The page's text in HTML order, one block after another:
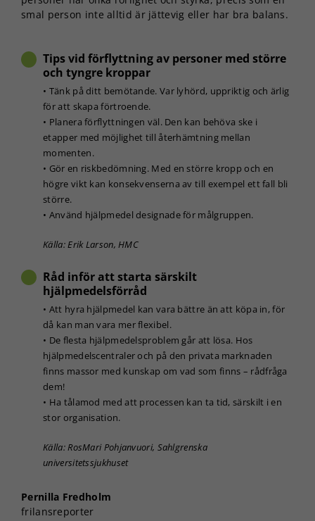
smal person inte alltid är jättevig eller har bra balans.
Tips vid förflyttning av personer med större
och tyngre kroppar
• Tänk på ditt bemötande. Var lyhörd, uppriktig och ärlig
för att skapa förtroende.
• Planera förflyttningen väl. Den kan behöva ske i
etapper med möjlighet till återhämtning mellan
momenten.
• Gör en riskbedömning. Med en större kropp och en
högre vikt kan konsekvenserna av till exempel ett fall bli
större.
• Använd hjälpmedel designade för målgruppen.
Källa: Erik Larson, HMC
Råd inför att starta särskilt
hjälpmedelsförråd
• Att hyra hjälpmedel kan vara bättre än att köpa in, för
då kan man vara mer flexibel.
• De flesta hjälpmedelsproblem går att lösa. Hos
hjälpmedelscentraler och på den privata marknaden
finns massor med kunskap om vad som finns – rådfråga
dem!
• Ha tålamod med att processen kan ta tid, särskilt i en
stor organisation.
Källa: RosMari Pohjanvuori, Sahlgrenska
universitetssjukhuset
Pernilla Fredholm
frilansreporter
går inte att